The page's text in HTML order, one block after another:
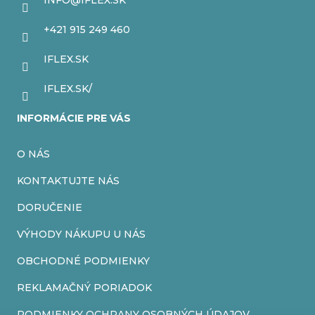
+421 915 249 460
IFLEX.SK
IFLEX.SK/
INFORMÁCIE PRE VÁS
O NÁS
KONTAKTUJTE NÁS
DORUČENIE
VÝHODY NÁKUPU U NÁS
OBCHODNÉ PODMIENKY
REKLAMAČNÝ PORIADOK